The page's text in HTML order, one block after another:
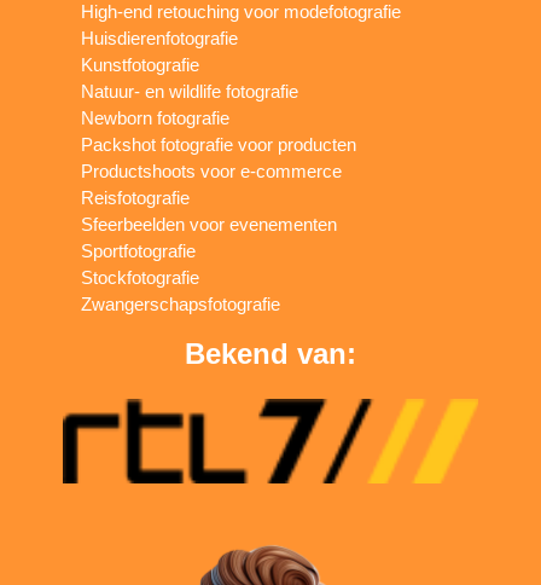
High-end retouching voor modefotografie
Huisdierenfotografie
Kunstfotografie
Natuur- en wildlife fotografie
Newborn fotografie
Packshot fotografie voor producten
Productshoots voor e-commerce
Reisfotografie
Sfeerbeelden voor evenementen
Sportfotografie
Stockfotografie
Zwangerschapsfotografie
Bekend van: